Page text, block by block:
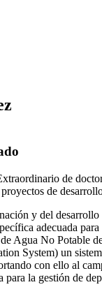
de
de
y del
adecuada
Agua No Potable
System) un
con ello al
la gestión de